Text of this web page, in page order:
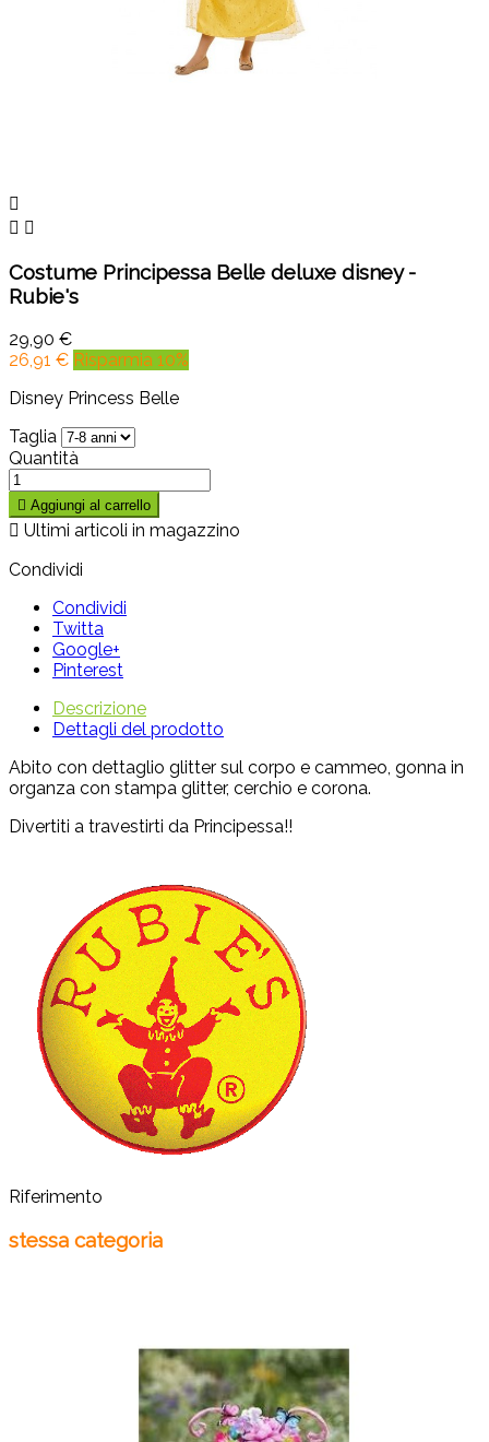

 
Costume Principessa Belle deluxe disney -
Rubie's
29,90 €
26,91 € Risparmia 10%
Disney Princess Belle
Taglia
Quantità
 Aggiungi al carrello
 Ultimi articoli in magazzino
Condividi
Condividi
Twitta
Google+
Pinterest
Descrizione
Dettagli del prodotto
Abito con dettaglio glitter sul corpo e cammeo, gonna in
organza con stampa glitter, cerchio e corona.
Divertiti a travestirti da Principessa!!
Riferimento
stessa categoria